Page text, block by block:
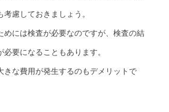
慮しておきましょう。
めには検査が必要なのですが、検査の結
要になることもあります。
きな費用が発生するのもデメリットで